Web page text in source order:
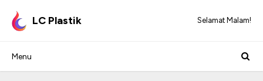
LC Plastik Selamat Malam!